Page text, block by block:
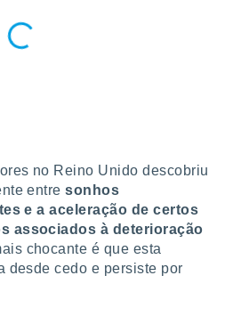
no Reino Unido descobriu
entre sonhos
e a aceleração de certos
associados à deterioração
chocante é que esta
desde cedo e persiste por